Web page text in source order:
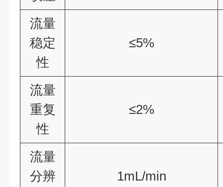
流量
稳定
性
≤5%
流量
重复
性
≤2%
流量
分辨
1mL/min